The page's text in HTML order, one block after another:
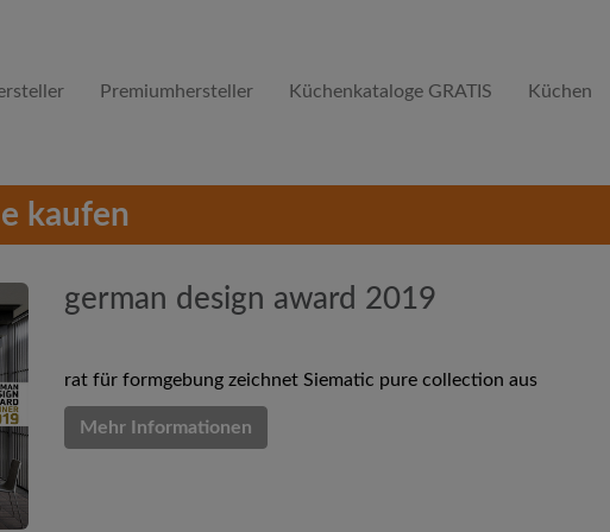
Premiumhersteller Küchenkataloge GRATIS Küchen
kaufen
german design award 2019
rat für formgebung zeichnet Siematic pure collection aus
Mehr Informationen